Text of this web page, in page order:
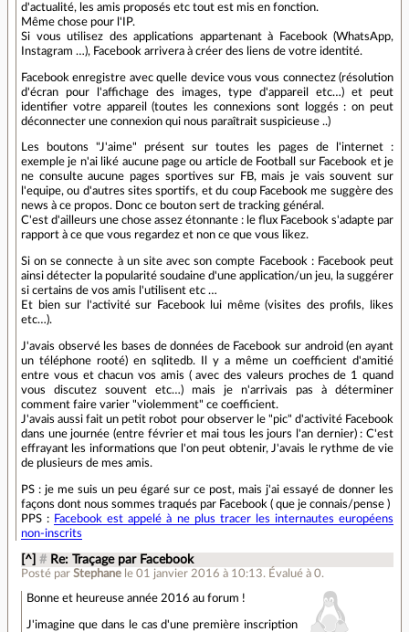
d'actualité, les amis proposés etc tout est mis en fonction.
Même chose pour l'IP.
Si vous utilisez des applications appartenant à Facebook (WhatsApp,
Instagram …), Facebook arrivera à créer des liens de votre identité.
Facebook enregistre avec quelle device vous vous connectez (résolution
d'écran pour l'affichage des images, type d'appareil etc…) et peut
identifier votre appareil (toutes les connexions sont loggés : on peut
déconnecter une connexion qui nous paraîtrait suspicieuse ..)
Les boutons "J'aime" présent sur toutes les pages de l'internet :
exemple je n'ai liké aucune page ou article de Football sur Facebook et je
ne consulte aucune pages sportives sur FB, mais je vais souvent sur
l'equipe, ou d'autres sites sportifs, et du coup Facebook me suggère des
news à ce propos. Donc ce bouton sert de tracking général.
C'est d'ailleurs une chose assez étonnante : le flux Facebook s'adapte par
rapport à ce que vous regardez et non ce que vous likez.
Si on se connecte à un site avec son compte Facebook : Facebook peut
ainsi détecter la popularité soudaine d'une application/un jeu, la suggérer
si certains de vos amis l'utilisent etc …
Et bien sur l'activité sur Facebook lui même (visites des profils, likes
etc…).
J'avais observé les bases de données de Facebook sur android (en ayant
un téléphone rooté) en sqlitedb. Il y a même un coefficient d'amitié
entre vous et chacun vos amis ( avec des valeurs proches de 1 quand
vous discutez souvent etc…) mais je n'arrivais pas à déterminer
comment faire varier "violemment" ce coefficient.
J'avais aussi fait un petit robot pour observer le "pic" d'activité Facebook
dans une journée (entre février et mai tous les jours l'an dernier) : C'est
effrayant les informations que l'on peut obtenir, J'avais le rythme de vie
de plusieurs de mes amis.
PS : je me suis un peu égaré sur ce post, mais j'ai essayé de donner les
façons dont nous sommes traqués par Facebook ( que je connais/pense )
PPS : Facebook est appelé à ne plus tracer les internautes européens
non-inscrits
[^] # Re: Traçage par Facebook
Posté parStephane le 01 janvier 2016 à 10:13. Évalué à0.
Bonne et heureuse année 2016 au forum !
J'imagine que dans le cas d'une première inscription